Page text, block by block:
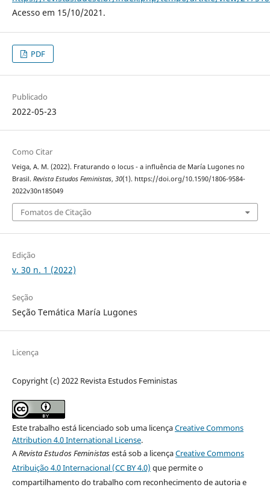
Acesso em 15/10/2021.
PDF
Publicado
2022-05-23
Como Citar
Veiga, A. M. (2022). Fraturando o locus - a influência de María Lugones no
Brasil. Revista Estudos Feministas, 30(1). https://doi.org/10.1590/1806-9584-
2022v30n185049
Fomatos de Citação
Edição
v. 30 n. 1 (2022)
Seção
Seção Temática María Lugones
Licença
Copyright (c) 2022 Revista Estudos Feministas
Este trabalho está licenciado sob uma licençaCreative Commons
Attribution 4.0 International License.
ARevista Estudos Feministasestá sob a licençaCreative Commons
Atribuição 4.0 Internacional (CC BY 4.0) que permite o
compartilhamento do trabalho com reconhecimento de autoria e